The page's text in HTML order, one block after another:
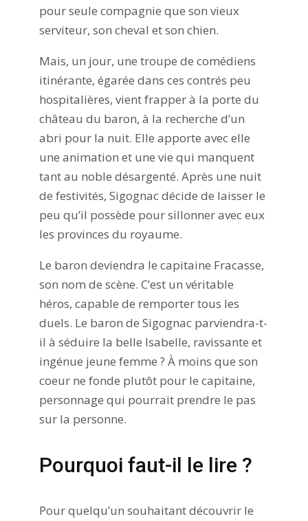
pour seule compagnie que son vieux
serviteur, son cheval et son chien.
Mais, un jour, une troupe de comédiens
itinérante, égarée dans ces contrés peu
hospitalières, vient frapper à la porte du
château du baron, à la recherche d’un
abri pour la nuit. Elle apporte avec elle
une animation et une vie qui manquent
tant au noble désargenté. Après une nuit
de festivités, Sigognac décide de laisser le
peu qu’il possède pour sillonner avec eux
les provinces du royaume.
Le baron deviendra le capitaine Fracasse,
son nom de scène. C’est un véritable
héros, capable de remporter tous les
duels. Le baron de Sigognac parviendra-t-
il à séduire la belle Isabelle, ravissante et
ingénue jeune femme ? À moins que son
coeur ne fonde plutôt pour le capitaine,
personnage qui pourrait prendre le pas
sur la personne.
Pourquoi faut-il le lire ?
Pour quelqu’un souhaitant découvrir le